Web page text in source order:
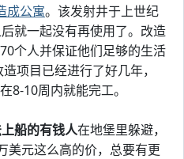
成公寓。该发射井于上世纪
就一起没有再使用了。改造
个人并保证他们足够的生活
项目已经进行了好几年，
8-10周内就能完工。
船的有钱人在地堡里躲避，
美元这么高的价，总要有更